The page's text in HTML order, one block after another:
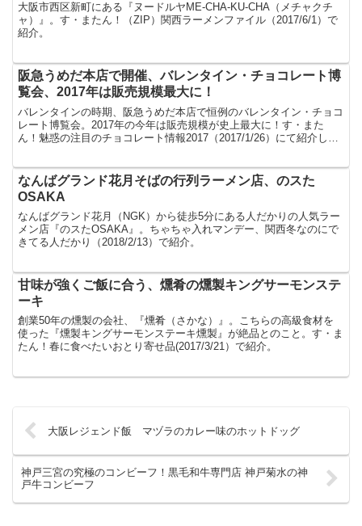
大阪市西区新町にある『ヌードルヤME-CHA-KU-CHA（メチャクチ
ャ）』。す・またん！（ZIP）関西ラーメンファイル（2017/6/1）で
紹介。
阪急うめだ本店で開催、バレンタイン・チョコレート博
覧会、2017年は販売規模最大に！
バレンタインの時期、阪急うめだ本店で恒例のバレンタイン・チョコ
レート博覧会。2017年の今年は販売規模が史上最大に！す・また
ん！魅惑の注目のチョコレート情報2017（2017/1/26）にて紹介して
なんばグランド花月そばの行列ラーメン店、のスた
OSAKA
なんばグランド花月（NGK）から徒歩5分にある人だかりの人気ラー
メン店『のスたOSAKA』。ちゃちゃ入れマンデー、関西冬なのにで
きてる人だかり（2018/2/13）で紹介。
甘味が強くご飯に合う、燻肴の燻製キングサーモンステ
ーキ
創業50年の燻製の会社、『燻肴（さかな）』。こちらの高級食材を
使った『燻製キングサーモンステーキ燻製』が絶品とのこと。す・ま
たん！春に食べたいおとり寄せ品(2017/3/21）で紹介。
大阪レジェンド飯 マヅラのカレー味のホットドッグ
神戸三宮の究極のコンビーフ！黒毛和牛専門店 神戸菊水の神
戸牛コンビーフ